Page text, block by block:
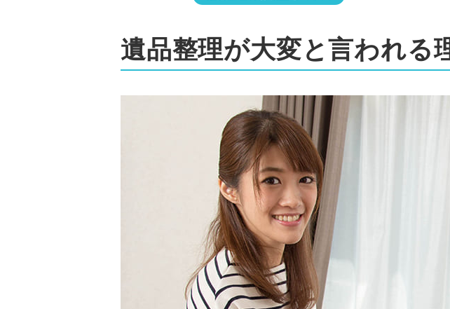
遺品整理が大変と言われ